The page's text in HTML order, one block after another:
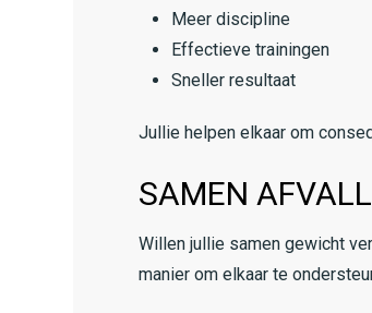
Meer discipline
Effectieve trainingen
Sneller resultaat
Jullie helpen elkaar om
SAMEN
Willen jullie samen gewicht
manier om elkaar te